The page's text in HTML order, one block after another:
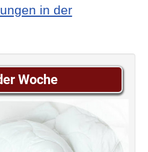
in der
Woche